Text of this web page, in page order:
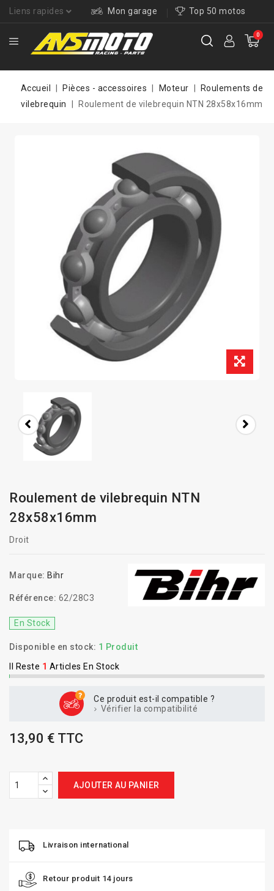
Liens rapides Mon garage Top 50 motos
0
Accueil Pièces - accessoires Moteur
Roulements de
vilebrequin
Roulement de vilebrequin NTN 28x58x16mm
Roulement de vilebrequin NTN
28x58x16mm
Droit
Marque: Bihr
Référence: 62/28C3
En Stock
Disponible en stock: 1 Produit
Il Reste 1 Articles En Stock
Ce produit est-il compatible ?
Vérifier la compatibilité
13,90 € TTC
AJOUTER AU PANIER
Livraison international
Retour produit 14 jours